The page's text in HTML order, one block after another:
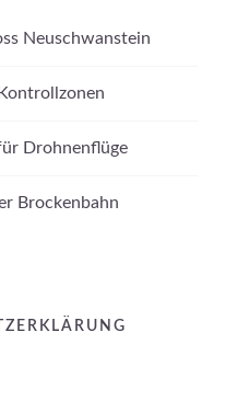
Neuschwanstein
Drohnenflüge
Brockenbahn